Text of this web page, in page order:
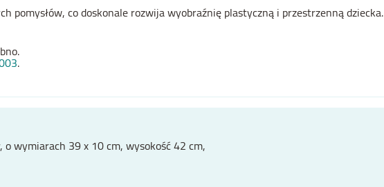
pomysłów, co doskonale rozwija wyobraźnię plastyczną i przestrzenną dziecka.
.
wymiarach 39 x 10 cm, wysokość 42 cm,